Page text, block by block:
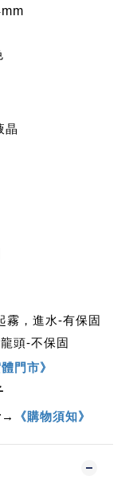
晶
，進水-有保固
頭-不保固
體門市》
→
《購物須知》